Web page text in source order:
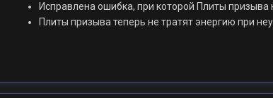
Исправлена ошибка, при которой Плиты призыва
Плиты призыва теперь не тратят энергию при